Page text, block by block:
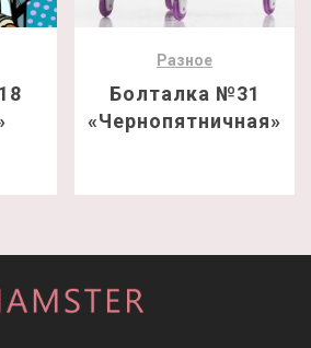
Разное
Болталка №31
«Чернопятничная»